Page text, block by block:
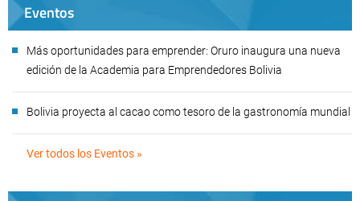
Eventos
Más oportunidades para emprender: Oruro inaugura una nueva
edición de la Academia para Emprendedores Bolivia
Bolivia proyecta al cacao como tesoro de la gastronomía mundial
Ver todos los Eventos »